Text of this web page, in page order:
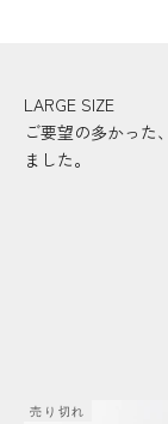
LARGE SIZE
ご要望の多かった
ました。
売り切れ